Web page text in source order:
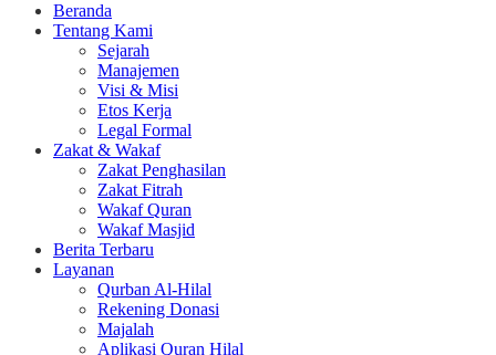
Beranda
Tentang Kami
Sejarah
Manajemen
Visi & Misi
Etos Kerja
Legal Formal
Zakat & Wakaf
Zakat Penghasilan
Zakat Fitrah
Wakaf Quran
Wakaf Masjid
Berita Terbaru
Layanan
Qurban Al-Hilal
Rekening Donasi
Majalah
Aplikasi Quran Hilal